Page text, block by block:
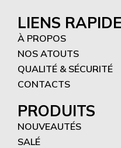
LIENS
À PROPOS
NOS ATOUTS
QUALITÉ & SÉCURITÉ
CONTACTS
PRODUITS
NOUVEAUTÉS
SALÉ